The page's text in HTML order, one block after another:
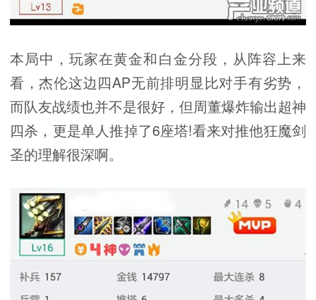
本局中，玩家在黄金和白金分段，从阵容上来
看，杰伦这边四AP无前排明显比对手有劣势，
而队友战绩也并不是很好，但周董爆炸输出超神
四杀，更是单人推掉了6座塔!看来对推他狂魔剑
圣的理解很深啊。